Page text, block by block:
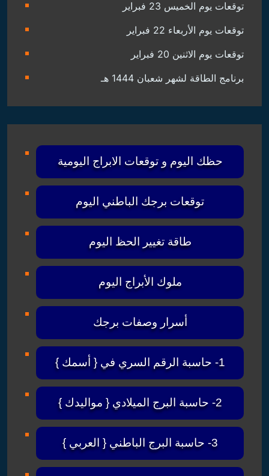
توقعات يوم الخميس 23 فبراير
توقعات يوم الأربعاء 22 فبراير
توقعات يوم الاثنين 20 فبراير
برنامج الطاقة لشهر شعبان 1444 هـ
حظك اليوم و توقعات الابراج اليومية
توقعات برجك الباطني اليوم
طاقة تغيير الحظ اليوم
ملوك الأبراج اليوم
أسرار وصفات برجك
1- حاسبة الرقم السري في { أسمك }
2- حاسبة البرج الميلادي { مواليدك }
3- حاسبة البرج الباطني { العربي }